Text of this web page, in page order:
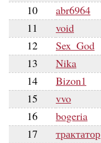
10
abr6964
11
void
12
Sex_God
13
Nika
14
Bizon1
15
vvo
16
bogeria
17
трактатор